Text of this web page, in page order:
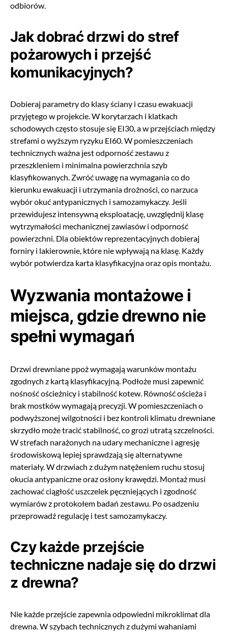
odbiorów.
Jak dobrać drzwi do stref
pożarowych i przejść
komunikacyjnych?
Dobieraj parametry do klasy ściany i czasu ewakuacji
przyjętego w projekcie. W korytarzach i klatkach
schodowych często stosuje się EI30, a w przejściach między
strefami o wyższym ryzyku EI60. W pomieszczeniach
technicznych ważna jest odporność zestawu z
przeszkleniem i minimalna powierzchnia szyb
klasyfikowanych. Zwróć uwagę na wymagania co do
kierunku ewakuacji i utrzymania drożności, co narzuca
wybór okuć antypanicznych i samozamykaczy. Jeśli
przewidujesz intensywną eksploatację, uwzględnij klasę
wytrzymałości mechanicznej zawiasów i odporność
powierzchni. Dla obiektów reprezentacyjnych dobieraj
forniry i lakierownie, które nie wpływają na klasę. Każdy
wybór potwierdza karta klasyfikacyjna oraz opis montażu.
Wyzwania montażowe i
miejsca, gdzie drewno nie
spełni wymagań
Drzwi drewniane ppoż wymagają warunków montażu
zgodnych z kartą klasyfikacyjną. Podłoże musi zapewnić
nośność ościeżnicy i stabilność kotew. Równość ościeża i
brak mostków wymagają precyzji. W pomieszczeniach o
podwyższonej wilgotności i bez kontroli klimatu drewniane
skrzydło może tracić stabilność, co grozi utratą szczelności.
W strefach narażonych na udary mechaniczne i agresję
środowiskową lepiej sprawdzają się alternatywne
materiały. W drzwiach z dużym natężeniem ruchu stosuj
okucia antypaniczne oraz osłony krawędzi. Montaż musi
zachować ciągłość uszczelek pęczniejących i zgodność
wymiarów z protokołem badań zestawu. Po osadzeniu
przeprowadź regulację i test samozamykaczy.
Czy każde przejście
techniczne nadaje się do drzwi
z drewna?
Nie każde przejście zapewnia odpowiedni mikroklimat dla
drewna. W szybach technicznych z dużymi wahaniami